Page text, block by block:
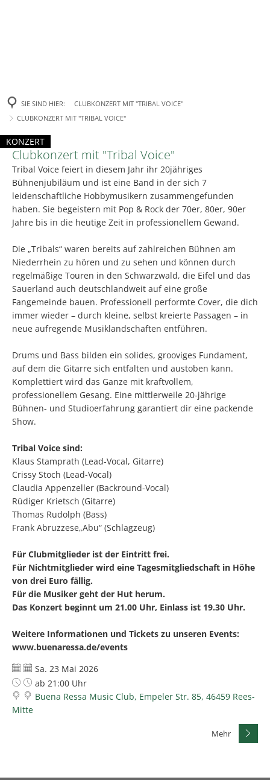
Ferienpark Reeser Meer: "Marissa Lake Village"
Wieder Rentenberatung für Reeserinnen und
Schadensmelder
Kostenlose Pflegeberatung des Kreis Kleve
Dienstleistungen
Ausbildung, Studium und Praktikum
Organisation & Digitalisierung
Bürgermeister
Veröffentlichungen
Politik
Über Rees
Finanzen
Gefahrenabwehr allgemein
Zivil- und Katastrophenschutz
Stadtarchiv
Volkshochschule (VHS)
Tom-Sawyer-
Soziales
Beerdigungskosten
Behindertenhilfe
Flüchtlingshilfe
Sozialladen
Jugendhäuser
Rentenberatung
Kreisverkehr
Ogatas
Erweiterung
Neue
Umgestaltung
Neubau
Baugrundstücke
Bauleitplanung
Denkmalschutz
Mietspiegel
Städtische Gebäude
Tiefbau
Arbeiten im
Hochwasser
Wirtschaftsförderung
Studie
Umwelt- und Klimaschutz
Aktuelle
Informationen
Kommunale
Umwelt
Vergebene
SIE SIND HIER:
CLUBKONZERT MIT "TRIBAL VOICE"
CLUBKONZERT MIT "TRIBAL VOICE"
Clubkonzert
mit
"Tribal
Voice"
KONZERT
KATEGORIE: KONZERT
Clubkonzert mit "Tribal Voice"
Tribal Voice feiert in diesem Jahr ihr 20jähriges
Bühnenjubiläum und ist eine Band in der sich 7
leidenschaftliche Hobbymusikern zusammengefunden
haben. Sie begeistern mit Pop & Rock der 70er, 80er, 90er
Jahre bis in die heutige Zeit in professionellem Gewand.
Die „Tribals“ waren bereits auf zahlreichen Bühnen am
Niederrhein zu hören und zu sehen und können durch
regelmäßige Touren in den Schwarzwald, die Eifel und das
Sauerland auch deutschlandweit auf eine große
Fangemeinde bauen. Professionell performte Cover, die dich
immer wieder – durch kleine, selbst kreierte Passagen – in
neue aufregende Musiklandschaften entführen.
Drums und Bass bilden ein solides, grooviges Fundament,
auf dem die Gitarre sich entfalten und austoben kann.
Komplettiert wird das Ganze mit kraftvollem,
professionellem Gesang. Eine mittlerweile 20-jährige
Bühnen- und Studioerfahrung garantiert dir eine packende
Show.
Tribal Voice sind:
Klaus Stamprath (Lead-Vocal, Gitarre)
Crissy Stoch (Lead-Vocal)
Claudia Appenzeller (Backround-Vocal)
Rüdiger Krietsch (Gitarre)
Thomas Rudolph (Bass)
Frank Abruzzese„Abu“ (Schlagzeug)
Für Clubmitglieder ist der Eintritt frei.
Für Nichtmitglieder wird eine Tagesmitgliedschaft in Höhe
von drei Euro fällig.
Für die Musiker geht der Hut herum.
Das Konzert beginnt um 21.00 Uhr, Einlass ist 19.30 Uhr.
Weitere Informationen und Tickets zu unseren Events:
www.buenaressa.de/events
Datum:
Sa. 23 Mai 2026
Uhrzeit:
ab 21:00 Uhr
Buena Ressa Music Club, Empeler Str. 85, 46459 Rees-
Mitte
Mehr